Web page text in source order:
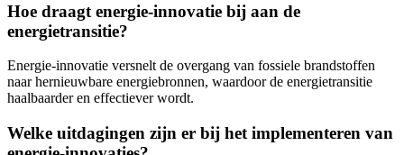
Hoe draagt energie-innovatie bij aan de
energietransitie?
Energie-innovatie versnelt de overgang van fossiele brandstoffen
naar hernieuwbare energiebronnen, waardoor de energietransitie
haalbaarder en effectiever wordt.
Welke uitdagingen zijn er bij het implementeren van